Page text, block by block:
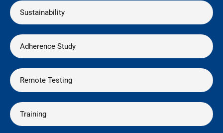
Sustainability
Adherence Study
Remote Testing
Training